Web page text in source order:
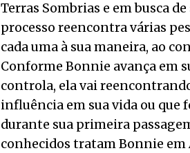
Terras Sombrias e em busca
processo reencontra várias
cada uma à sua maneira, ao
Conforme Bonnie avança em
controla, ela vai
influência em sua vida ou que
durante sua primeira
conhecidos tratam Bonnie em